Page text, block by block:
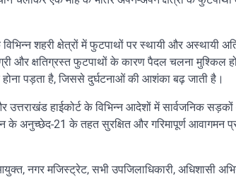
शहरी क्षेत्रों में फुटपाथों पर स्थायी और अस्थायी
और क्षतिग्रस्त फुटपाथों के कारण पैदल चलना मुश्किल
पड़ता है, जिससे दुर्घटनाओं की आशंका बढ़ जाती है।
उत्तराखंड हाईकोर्ट के विभिन्न आदेशों में सार्वजनिक
के अनुच्छेद-21 के तहत सुरक्षित और गरिमापूर्ण आवागमन
नगर मजिस्ट्रेट, सभी उपजिलाधिकारी, अधिशासी